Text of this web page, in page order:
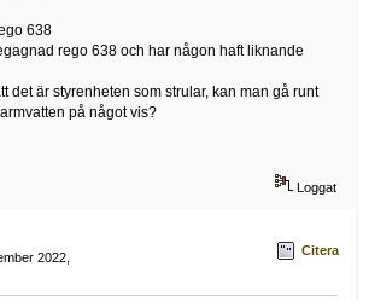
638
rego 638 och har någon haft liknande
det är styrenheten som strular, kan man gå runt
på något vis?
Loggat
2022,
Citera